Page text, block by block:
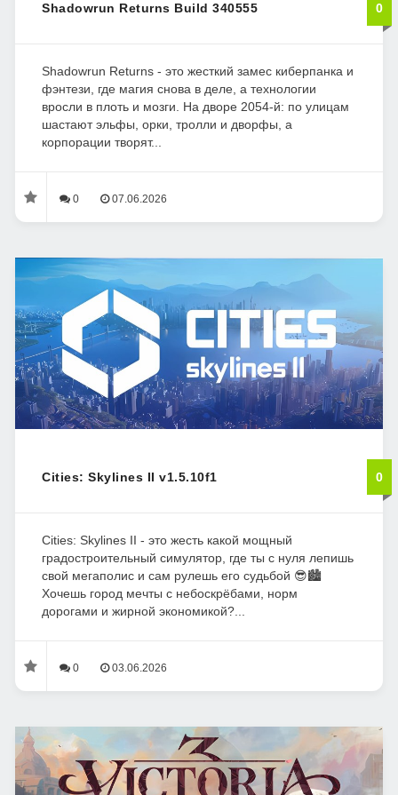
Shadowrun Returns Build 340555 0
Shadowrun Returns - это жесткий замес киберпанка и
фэнтези, где магия снова в деле, а технологии
вросли в плоть и мозги. На дворе 2054-й: по улицам
шастают эльфы, орки, тролли и дворфы, а
корпорации творят...
0 07.06.2026
Cities: Skylines II v1.5.10f1 0
Cities: Skylines II - это жесть какой мощный
градостроительный симулятор, где ты с нуля лепишь
свой мегаполис и сам рулешь его судьбой 😎🏙️
Хочешь город мечты с небоскрёбами, норм
дорогами и жирной экономикой?...
0 03.06.2026